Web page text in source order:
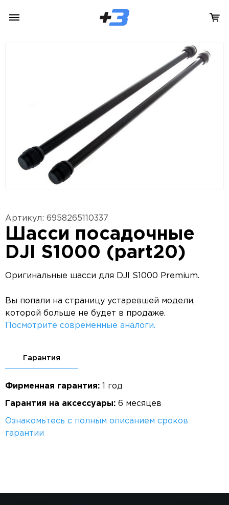
Артикул: 6958265110337
Шасси посадочные
DJI S1000 (part20)
Оригинальные шасси для DJI S1000 Premium.
Вы попали на страницу устаревшей модели,
которой больше не будет в продаже.
Посмотрите современные аналоги.
Гарантия
Фирменная гарантия: 1 год
Гарантия на аксессуары: 6 месяцев
Ознакомьтесь с полным описанием сроков
гарантии